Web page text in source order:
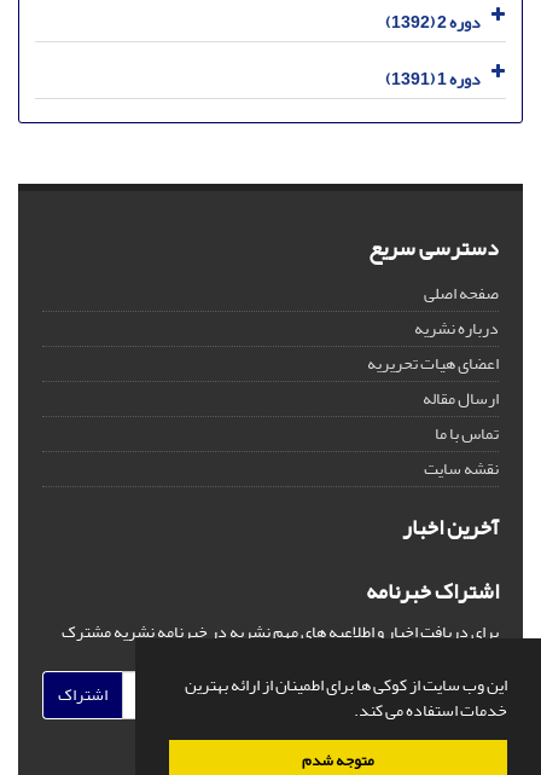
این وب سایت از کوکی ها برای اطمینان از ارائه بهترین
خدمات استفاده می کند.
متوجه شدم
دوره 2 (1392)
دوره 1 (1391)
دسترسی سریع
صفحه اصلی
درباره نشریه
اعضای هیات تحریریه
ارسال مقاله
تماس با ما
نقشه سایت
آخرین اخبار
اشتراک خبرنامه
برای دریافت اخبار و اطلاعیه های مهم نشریه در خبرنامه نشریه مشترک
اشتراک